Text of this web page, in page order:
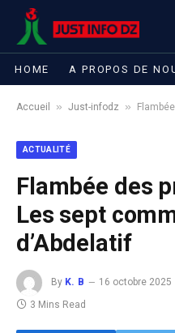
HOME A PROPOS DE
Accueil » Just-infodz » Flambée
ACTUALITÉ
Flambée des
Les sept
d’Abdelatif
By K. B 16 octobre 2025
3 Mins Read